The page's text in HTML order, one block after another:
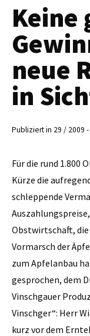
Keine
neue
in
Publiziert in 29 / 2009 -
Für die rund 1.800
Kürze die
schleppende
Obstwirtschaft, die
Vormarsch der
zum Apfel­anbau
gesprochen, dem
Vinschgauer
Vinschger“: Herr
kurz vor dem